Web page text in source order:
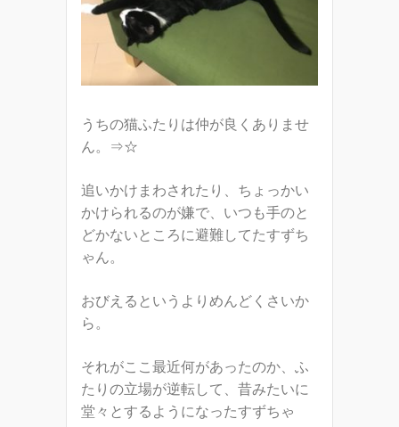
うちの猫ふたりは仲が良くありませ
ん。⇒☆
追いかけまわされたり、ちょっかい
かけられるのが嫌で、いつも手のと
どかないところに避難してたすずち
ゃん。
おびえるというよりめんどくさいか
ら。
それがここ最近何があったのか、ふ
たりの立場が逆転して、昔みたいに
堂々とするようになったすずちゃ